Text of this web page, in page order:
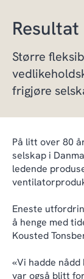
Resultat
Større
frigjøre
På litt over 80
selskap i
ledende
Eneste
å henge med
Kousted
«Vi hadde
var også blitt